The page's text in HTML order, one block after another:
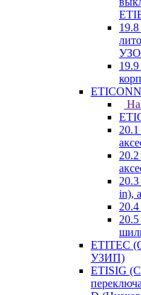
УЗО
in),
ETITEC
УЗИП)
ETISIG